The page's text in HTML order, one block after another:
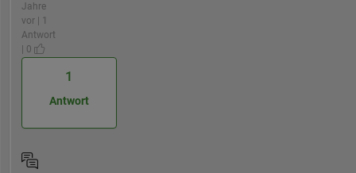
Jahre
vor | 1
Antwort
| 0
1
Antwort